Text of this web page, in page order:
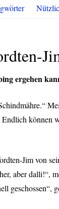
ergehen
Jim von
aber dalli!“,
geschossen“,